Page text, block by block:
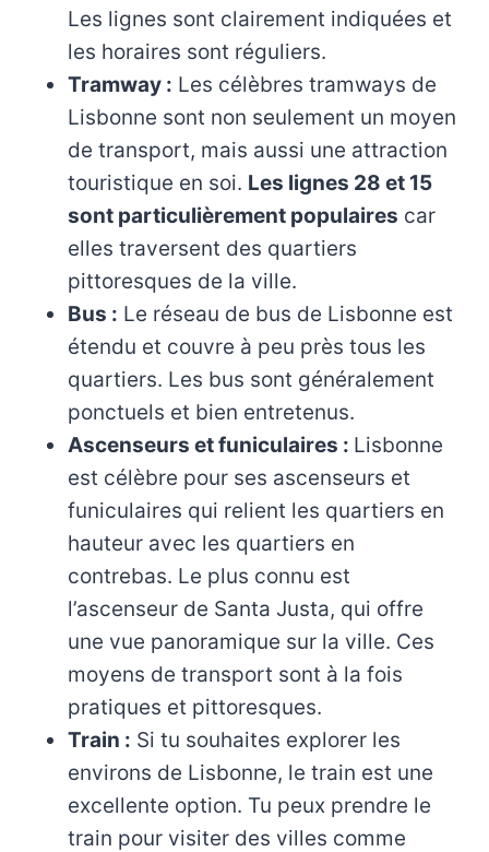
Les lignes sont clairement indiquées et
les horaires sont réguliers.
Tramway : Les célèbres tramways de
Lisbonne sont non seulement un moyen
de transport, mais aussi une attraction
touristique en soi. Les lignes 28 et 15
sont particulièrement populaires car
elles traversent des quartiers
pittoresques de la ville.
Bus : Le réseau de bus de Lisbonne est
étendu et couvre à peu près tous les
quartiers. Les bus sont généralement
ponctuels et bien entretenus.
Ascenseurs et funiculaires : Lisbonne
est célèbre pour ses ascenseurs et
funiculaires qui relient les quartiers en
hauteur avec les quartiers en
contrebas. Le plus connu est
l’ascenseur de Santa Justa, qui offre
une vue panoramique sur la ville. Ces
moyens de transport sont à la fois
pratiques et pittoresques.
Train : Si tu souhaites explorer les
environs de Lisbonne, le train est une
excellente option. Tu peux prendre le
train pour visiter des villes comme